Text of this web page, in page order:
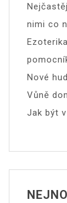
nimi co
Nové
Vůně
Jak být